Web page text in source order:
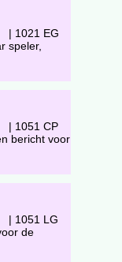
| 1021 EG
speler,
| 1051 CP
bericht voor
| 1051 LG
de